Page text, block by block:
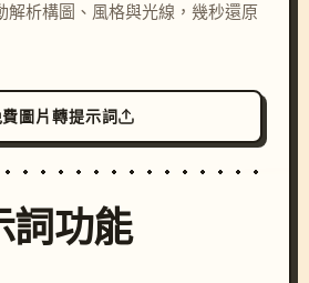
colors, 8k --v 6.0
解析構圖、風格與光線，幾秒還原
圖片轉提示詞
詞功能